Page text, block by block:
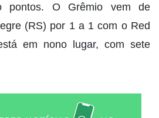
pontos. O Grêmio vem de
(RS) por 1 a 1 com o Red
em nono lugar, com sete